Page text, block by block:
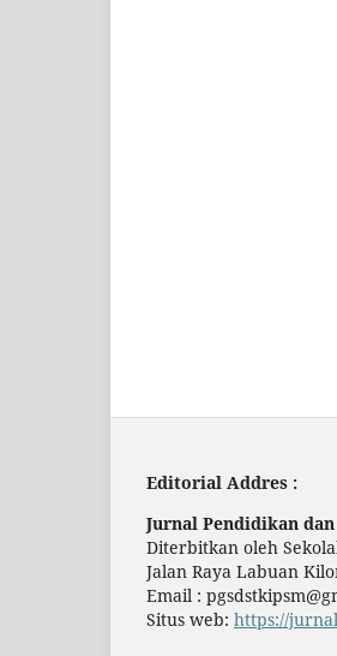
Editorial Addres :
Jurnal Pendidikan
Diterbitkan oleh
Jalan Raya Labuan
Email :
Situs web: https://